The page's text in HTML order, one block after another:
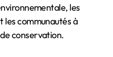
les
les communautés à
conservation.